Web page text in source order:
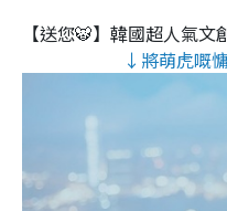
【送您🐯】韓國超人氣文
↓將萌虎嘅